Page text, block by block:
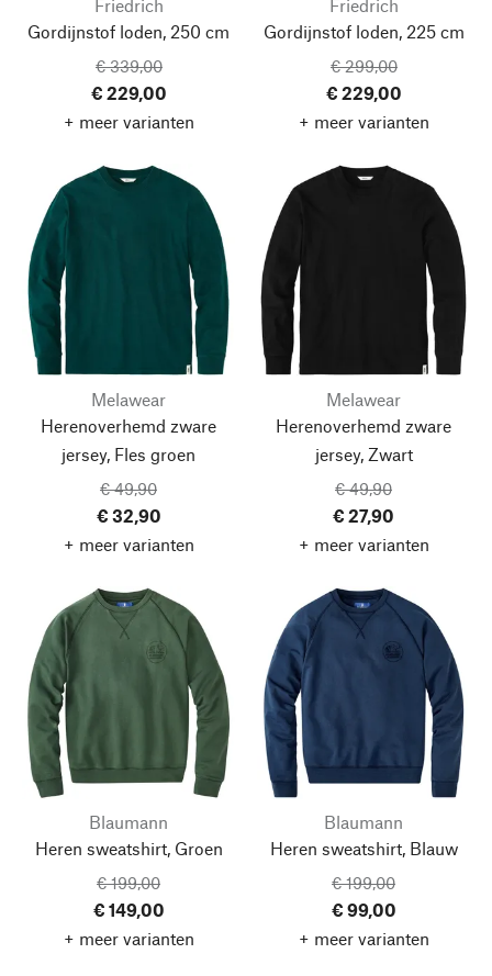
Friedrich
Gordijnstof loden, 250 cm
€ 339,00
€ 229,00
+ meer varianten
Friedrich
Gordijnstof loden, 225 cm
€ 299,00
€ 229,00
+ meer varianten
Melawear
Herenoverhemd zware
jersey, Fles groen
€ 49,90
€ 32,90
+ meer varianten
Melawear
Herenoverhemd zware
jersey, Zwart
€ 49,90
€ 27,90
+ meer varianten
Blaumann
Heren sweatshirt, Groen
€ 199,00
€ 149,00
+ meer varianten
Blaumann
Heren sweatshirt, Blauw
€ 199,00
€ 99,00
+ meer varianten